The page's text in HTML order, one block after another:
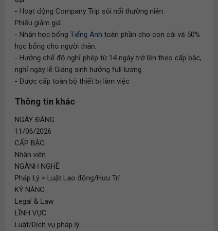
- Hoạt động Company Trip sôi nổi thường niên
Phiếu giảm giá
- Nhận học bổng Tiếng Anh toàn phần cho con cái và 50%
học bổng cho người thân.
- Hưởng chế độ nghỉ phép từ 14 ngày trở lên theo cấp bậc,
nghỉ ngày lễ Giáng sinh hưởng full lương
- Được cấp toàn bộ thiết bị làm việc
Thông tin khác
NGÀY ĐĂNG
11/06/2026
CẤP BẬC
Nhân viên
NGÀNH NGHỀ
Pháp Lý > Luật Lao động/Hưu Trí
KỸ NĂNG
Legal & Law
LĨNH VỰC
Luật/Dịch vụ pháp lý